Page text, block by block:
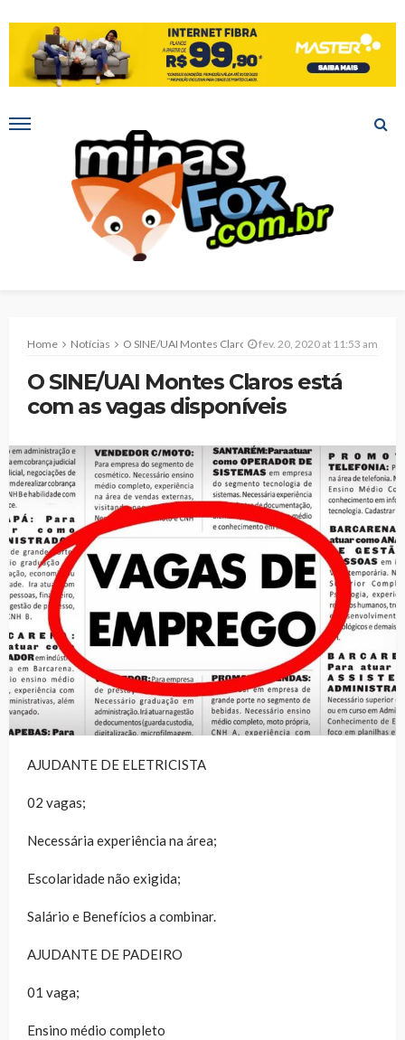
Home Notícias O SINE/UAI Montes Claros está com as vagas disponíveis
fev. 20, 2020 at 11:53 am
O SINE/UAI Montes Claros está
com as vagas disponíveis
AJUDANTE DE ELETRICISTA
02 vagas;
Necessária experiência na área;
Escolaridade não exigida;
Salário e Benefícios a combinar.
AJUDANTE DE PADEIRO
01 vaga;
Ensino médio completo